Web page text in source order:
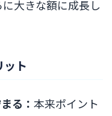
大きな額に成長し
ット
る： 本来ポイント